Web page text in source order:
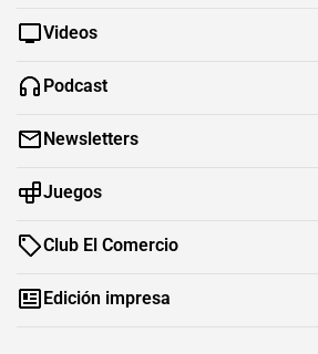
Videos
Podcast
Newsletters
Juegos
Club El Comercio
Edición impresa